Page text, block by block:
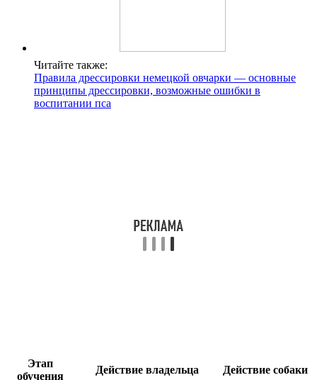
Читайте также:
Правила дрессировки немецкой овчарки — основные
принципы дрессировки, возможные ошибки в
воспитании пса
Этап
обучения
Действие владельца Действие собаки